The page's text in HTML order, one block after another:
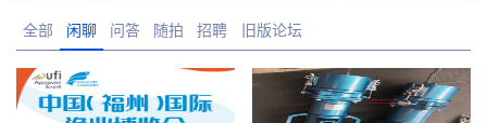
全部 闲聊 问答 随拍 招聘 旧版论坛